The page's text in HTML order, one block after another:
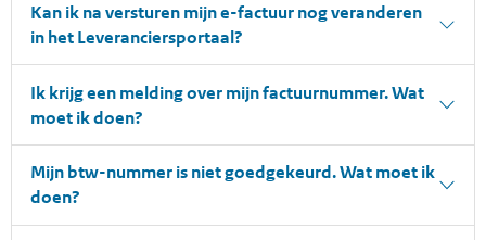
Kan ik na versturen mijn e-factuur nog veranderen
in het Leveranciersportaal?
Ik krijg een melding over mijn factuurnummer. Wat
moet ik doen?
Mijn btw-nummer is niet goedgekeurd. Wat moet ik
doen?